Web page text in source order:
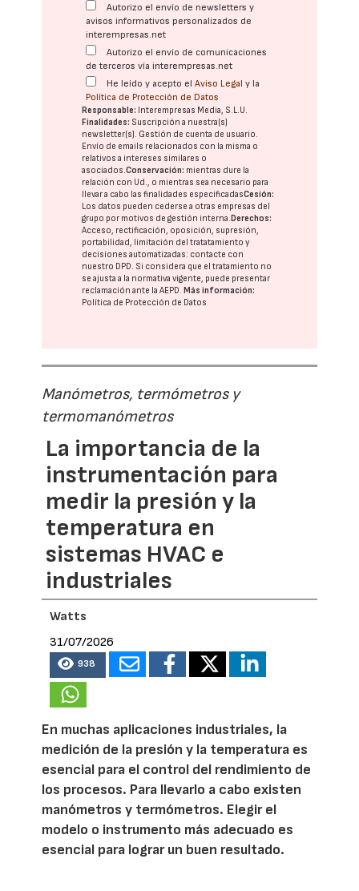
Autorizo el envío de newsletters y
avisos informativos personalizados de
interempresas.net
Autorizo el envío de comunicaciones
de terceros vía interempresas.net
He leído y acepto elAviso Legal y la
Política de Protección de Datos
Responsable: Interempresas Media, S.L.U.
Finalidades: Suscripción a nuestra(s)
newsletter(s). Gestión de cuenta de usuario.
Envío de emails relacionados con la misma o
relativos a intereses similares o
asociados.Conservación: mientras dure la
relación con Ud., o mientras sea necesario para
llevar a cabo las finalidades especificadasCesión:
Los datos pueden cederse a otras empresas del
grupo por motivos de gestión interna.Derechos:
Acceso, rectificación, oposición, supresión,
portabilidad, limitación del tratatamiento y
decisiones automatizadas: contacte con
nuestro DPD. Si considera que el tratamiento no
se ajusta a la normativa vigente, puede presentar
reclamación ante laAEPD.Más información:
Política de Protección de Datos
Manómetros, termómetros y
termomanómetros
La importancia de la
instrumentación para
medir la presión y la
temperatura en
sistemas HVAC e
industriales
Watts
31/07/2026
938
En muchas aplicaciones industriales, la
medición de la presión y la temperatura es
esencial para el control del rendimiento de
los procesos. Para llevarlo a cabo existen
manómetros y termómetros. Elegir el
modelo o instrumento más adecuado es
esencial para lograr un buen resultado.